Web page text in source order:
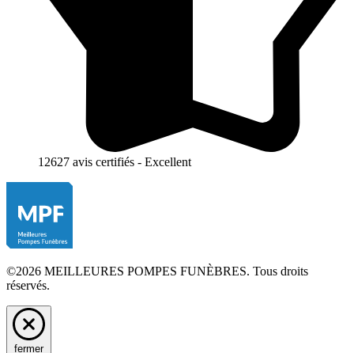
12627 avis certifiés - Excellent
©2026 MEILLEURES POMPES FUNÈBRES. Tous droits
réservés.
fermer